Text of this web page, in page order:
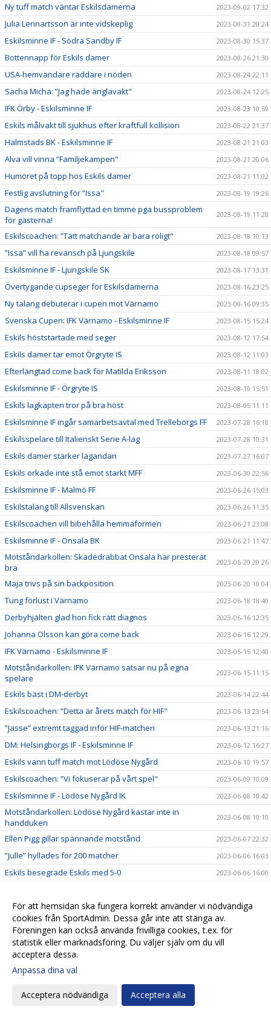
Ny tuff match väntar Eskilsdamerna 2023-09-02 17:32
Julia Lennartsson är inte vidskeplig 2023-08-31 20:24
Eskilsminne IF - Södra Sandby IF 2023-08-30 15:37
Bottennapp för Eskils damer 2023-08-26 21:30
USA-hemvändare räddare i nöden 2023-08-24 22:11
Sacha Micha: ”Jag hade änglavakt" 2023-08-24 12:25
IFK Örby - Eskilsminne IF 2023-08-23 10:59
Eskils målvakt till sjukhus efter kraftfull kollision 2023-08-22 21:37
Halmstads BK - Eskilsminne IF 2023-08-21 21:03
Alva vill vinna ”Familjekampen" 2023-08-21 20:06
Humöret på topp hos Eskils damer 2023-08-21 11:02
Festlig avslutning för ”Issa" 2023-08-19 19:26
Dagens match framflyttad en timme pga bussproblem
för gästerna!
2023-08-19 11:28
Eskilscoachen: ”Tätt matchande är bara roligt" 2023-08-18 10:13
”Issa” vill ha revansch på Ljungskile 2023-08-18 09:57
Eskilsminne IF - Ljungskile SK 2023-08-17 13:31
Övertygande cupseger för Eskilsdamerna 2023-08-16 23:25
Ny talang debuterar i cupen mot Värnamo 2023-08-16 09:35
Svenska Cupen: IFK Värnamo - Eskilsminne IF 2023-08-15 15:24
Eskils höststartade med seger 2023-08-12 17:54
Eskils damer tar emot Örgryte IS 2023-08-12 11:03
Efterlängtad come back för Matilda Eriksson 2023-08-11 18:02
Eskilsminne IF - Örgryte IS 2023-08-10 15:51
Eskils lagkapten tror på bra höst 2023-08-05 11:11
Eskilsminne IF ingår samarbetsavtal med Trelleborgs FF 2023-07-28 16:18
Eskilsspelare till Italienskt Serie A-lag 2023-07-28 10:31
Eskils damer stärker lagandan 2023-07-27 16:07
Eskils orkade inte stå emot starkt MFF 2023-06-30 22:56
Eskilsminne IF - Malmö FF 2023-06-26 15:03
Eskilstalang till Allsvenskan 2023-06-26 11:35
Eskilscoachen vill bibehålla hemmaformen 2023-06-21 23:08
Eskilsminne IF - Onsala BK 2023-06-21 11:47
Motståndarkollen: Skadedrabbat Onsala har presterat
bra
2023-06-20 20:26
Maja trivs på sin backposition 2023-06-20 18:04
Tung förlust i Värnamo 2023-06-18 18:40
Derbyhjälten glad hon fick rätt diagnos 2023-06-16 12:35
Johanna Olsson kan göra come back 2023-06-16 12:29
IFK Värnamo - Eskilsminne IF 2023-06-15 12:40
Motståndarkollen: IFK Värnamo satsar nu på egna
spelare
2023-06-15 11:15
Eskils bäst i DM-derbyt 2023-06-14 22:44
Eskilscoachen: ”Detta är årets match för HIF" 2023-06-13 23:54
”Jasse” extremt taggad inför HIF-matchen 2023-06-13 21:16
DM: Helsingborgs IF - Eskilsminne IF 2023-06-12 16:27
Eskils vann tuff match mot Lödöse Nygård 2023-06-10 19:57
Eskilscoachen: ”Vi fokuserar på vårt spel" 2023-06-09 10:09
Eskilsminne IF - Lödöse Nygård IK 2023-06-08 10:42
Motståndarkollen: Lödöse Nygård kastar inte in
handduken
2023-06-08 10:10
Ellen Pigg gillar spännande motstånd 2023-06-07 22:32
”Julle” hyllades för 200 matcher 2023-06-06 16:03
Eskils besegrade Eskils med 5-0 2023-06-06 16:00
Svenska Cupen-match mellan Dam A och Akademin! 2023-06-05 17:16
Fasta situationer fällde Eskils 2023-06-03 19:55
Tuff match väntar mot seriefavorit 2023-06-02 11:04
Motståndarkollen: Hårdsatsande Halmia med 14
nyförvärv
IS Halmia - Eskilsminne IF
För att hemsidan ska fungera korrekt använder vi nödvändiga
cookies från SportAdmin. Dessa går inte att stänga av.
Föreningen kan också använda frivilliga cookies, t.ex. för
statistik eller marknadsföring. Du väljer själv om du vill
acceptera dessa.
Anpassa dina val
Acceptera nödvändiga Acceptera alla